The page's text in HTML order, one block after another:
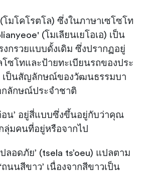
โมโคโรตโล) ซึ่งในภาษาเซโซโท
(โมเลียนเยโอเอ) เป็น
งกรวยแบบดั้งเดิม ซึ่งปรากฏอยู่
โซโทและป้ายทะเบียนรถของประ
เป็นสัญลักษณ์ของวัฒนธรรมบา
กลักษณ์ประจำชาติ
อน’ อยู่สี่แบบซึ่งขึ้นอยู่กับว่าคุณ
ลุ่มคนที่อยู่หรือจากไป
ปลอดภัย’ (tsela ts’oeu) แปลตาม
ถนนสีขาว’ เนื่องจากสีขาวเป็น